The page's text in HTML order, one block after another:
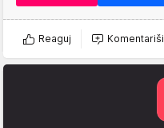
Reaguj Komentariši